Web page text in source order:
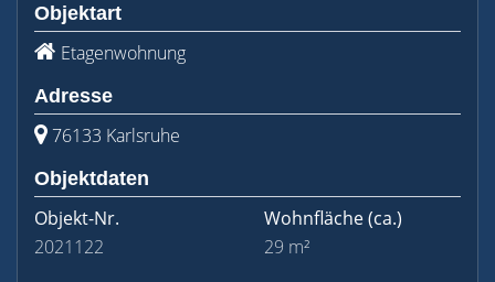
Objektart
Etagenwohnung
Adresse
76133 Karlsruhe
Objektdaten
Objekt-Nr.
2021122
Wohnfläche(ca.)
29 m²